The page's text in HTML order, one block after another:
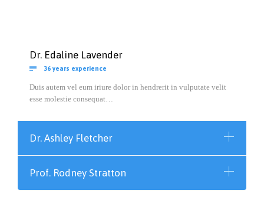
Dr. Edaline Lavender
 36 years experience
Duis autem vel eum iriure dolor in hendrerit in vulputate velit
esse molestie consequat…
Dr. Ashley Fletcher
Prof. Rodney Stratton